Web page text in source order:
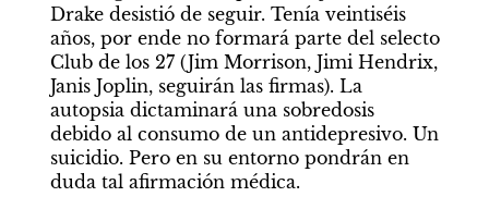
Drake desistió de seguir. Tenía veintiséis
años, por ende no formará parte del selecto
Club de los 27 (Jim Morrison, Jimi Hendrix,
Janis Joplin, seguirán las firmas). La
autopsia dictaminará una sobredosis
debido al consumo de un antidepresivo. Un
suicidio. Pero en su entorno pondrán en
duda tal afirmación médica.